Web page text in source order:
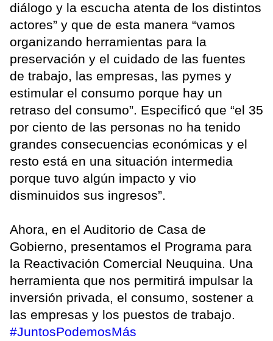
diálogo y la escucha atenta de los distintos
actores” y que de esta manera “vamos
organizando herramientas para la
preservación y el cuidado de las fuentes
de trabajo, las empresas, las pymes y
estimular el consumo porque hay un
retraso del consumo”. Especificó que “el 35
por ciento de las personas no ha tenido
grandes consecuencias económicas y el
resto está en una situación intermedia
porque tuvo algún impacto y vio
disminuidos sus ingresos”.
Ahora, en el Auditorio de Casa de
Gobierno, presentamos el Programa para
la Reactivación Comercial Neuquina. Una
herramienta que nos permitirá impulsar la
inversión privada, el consumo, sostener a
las empresas y los puestos de trabajo.
#JuntosPodemosMás